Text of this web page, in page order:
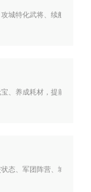
特化武将、续航辅助
养成耗材，提前规划
、军团阵营、城邦中